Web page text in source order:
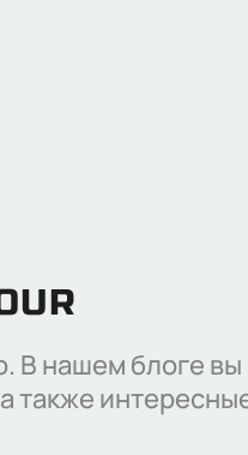
В нашем блоге
также